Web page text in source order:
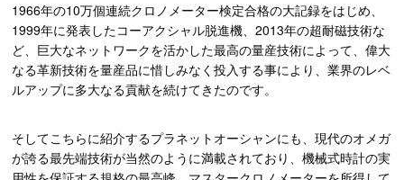
1966年の10万個連続クロノメーター検定合格の大記録をはじめ、
1999年に発表したコーアクシャル脱進機、2013年の超耐磁技術な
ど、巨大なネットワークを活かした最高の量産技術によって、偉大
なる革新技術を量産品に惜しみなく投入する事により、業界のレベ
ルアップに多大なる貢献を続けてきたのです。
そしてこちらに紹介するプラネットオーシャンにも、現代のオメガ
が誇る最先端技術が当然のように満載されており、機械式時計の実